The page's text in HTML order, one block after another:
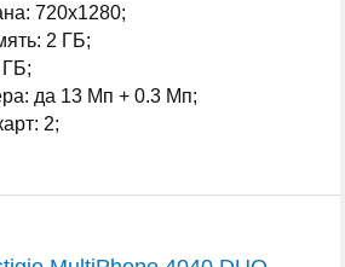
720x1280;
2 ГБ;
да 13 Мп + 0.3 Мп;
2;